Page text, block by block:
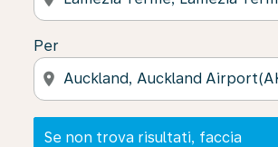
Per
location_on
Se non trova risultati, faccia